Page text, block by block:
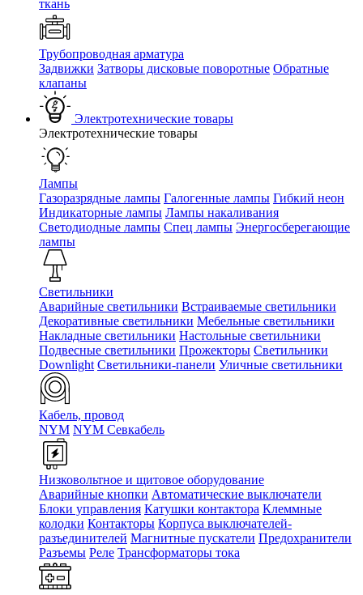
ткань
Трубопроводная арматура
Задвижки Затворы дисковые поворотные Обратные
клапаны
Электротехнические товары
Электротехнические товары
Лампы
Газоразрядные лампы Галогенные лампы Гибкий неон
Индикаторные лампы Лампы накаливания
Светодиодные лампы Спец лампы Энергосберегающие
лампы
Светильники
Аварийные светильники Встраиваемые светильники
Декоративные светильники Мебельные светильники
Накладные светильники Настольные светильники
Подвесные светильники Прожекторы Светильники
Downlight Светильники-панели Уличные светильники
Кабель, провод
NYM NYM Севкабель
Низковольтное и щитовое оборудование
Аварийные кнопки Автоматические выключатели
Блоки управления Катушки контактора Клеммные
колодки Контакторы Корпуса выключателей-
разъединителей Магнитные пускатели Предохранители
Разъемы Реле Трансформаторы тока